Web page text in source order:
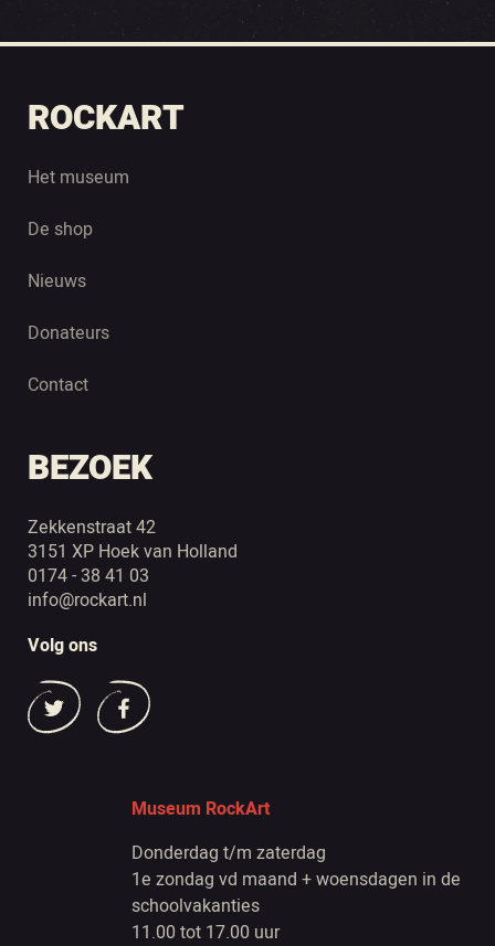
ROCKART
Het museum
De shop
Nieuws
Donateurs
Contact
BEZOEK
Zekkenstraat 42
3151 XP Hoek van Holland
0174 - 38 41 03
info@rockart.nl
Volg ons
Museum RockArt
Donderdag t/m zaterdag
1e zondag vd maand + woensdagen in de
schoolvakanties
11.00 tot 17.00 uur